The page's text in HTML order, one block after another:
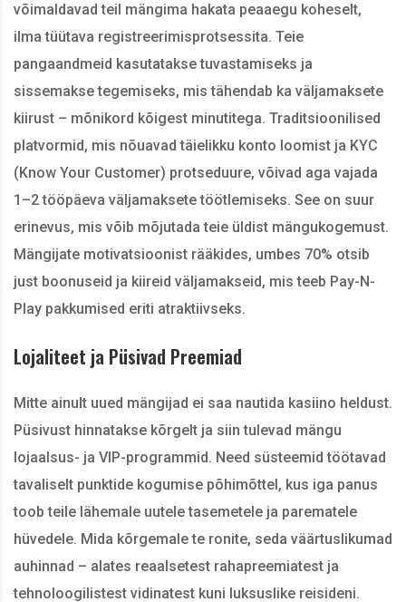
võimaldavad teil mängima hakata peaaegu koheselt,
ilma tüütava registreerimisprotsessita. Teie
pangaandmeid kasutatakse tuvastamiseks ja
sissemakse tegemiseks, mis tähendab ka väljamaksete
kiirust – mõnikord kõigest minutitega. Traditsioonilised
platvormid, mis nõuavad täielikku konto loomist ja KYC
(Know Your Customer) protseduure, võivad aga vajada
1–2 tööpäeva väljamaksete töötlemiseks. See on suur
erinevus, mis võib mõjutada teie üldist mängukogemust.
Mängijate motivatsioonist rääkides, umbes 70% otsib
just boonuseid ja kiireid väljamakseid, mis teeb Pay-N-
Play pakkumised eriti atraktiivseks.
Lojaliteet ja Püsivad Preemiad
Mitte ainult uued mängijad ei saa nautida kasiino heldust.
Püsivust hinnatakse kõrgelt ja siin tulevad mängu
lojaalsus- ja VIP-programmid. Need süsteemid töötavad
tavaliselt punktide kogumise põhimõttel, kus iga panus
toob teile lähemale uutele tasemetele ja parematele
hüvedele. Mida kõrgemale te ronite, seda väärtuslikumad
auhinnad – alates reaalsetest rahapreemiatest ja
tehnoloogilistest vidinatest kuni luksuslike reisideni.